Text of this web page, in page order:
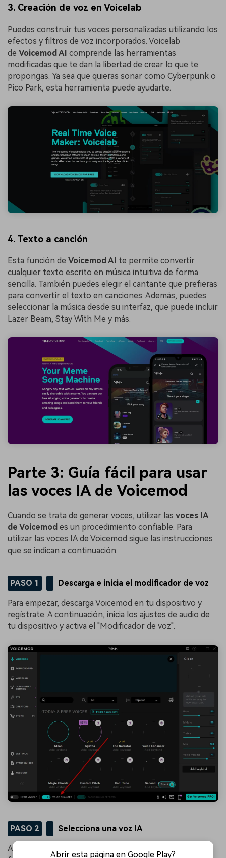
3. Creación de voz en Voicelab
Puedes construir tus voces personalizadas utilizando los
efectos y filtros de voz incorporados. Voicelab
de Voicemod AI comprende las herramientas
modificadas que te dan la libertad de crear lo que te
propongas. Ya sea que quieras sonar como Cyberpunk o
Pico Park, esta herramienta puede ayudarte.
4. Texto a canción
Esta función de Voicemod AI te permite convertir
cualquier texto escrito en música intuitiva de forma
sencilla. También puedes elegir el cantante que prefieras
para convertir el texto en canciones. Además, puedes
seleccionar la música desde su interfaz, que puede incluir
Lazer Beam, Stay With Me y más.
Parte 3: Guía fácil para usar
las voces IA de Voicemod
Cuando se trata de generar voces, utilizar las voces IA
de Voicemod es un procedimiento confiable. Para
utilizar las voces IA de Voicemod sigue las instrucciones
que se indican a continuación:
PASO 1 Descarga e inicia el modificador de voz
Para empezar, descarga Voicemod en tu dispositivo y
regístrate. A continuación, inicia los ajustes de audio de
tu dispositivo y activa el "Modificador de voz".
PASO 2 Selecciona una voz IA
Activa la opción "Escucharme a mí mismo" y ve a la
Abrir esta página en Google Play?